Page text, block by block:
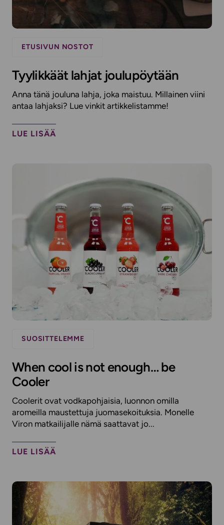
ETUSIVUN NOSTOT
Tyylikkäät lahjat joulupöytään
Anna tänä jouluna lahja, joka maistuu. Millainen viini
antaa lahjaksi? Lue vinkit artikkelistamme!
LUE LISÄÄ
SUOSITTELEMME
When cool is not enough… be
Cooler
Coolerit ovat vodkapohjaisia, luonnon omilla
aromeilla maustettuja juomasekoituksia. Monelle
Viron matkailijalle nämä saattavat jo...
LUE LISÄÄ